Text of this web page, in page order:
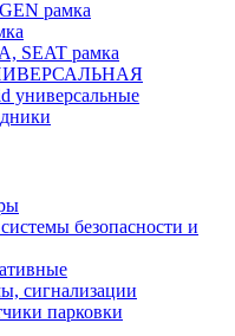
рамка
SEAT рамка
универсальные
безопасности и
сигнализации
парковки